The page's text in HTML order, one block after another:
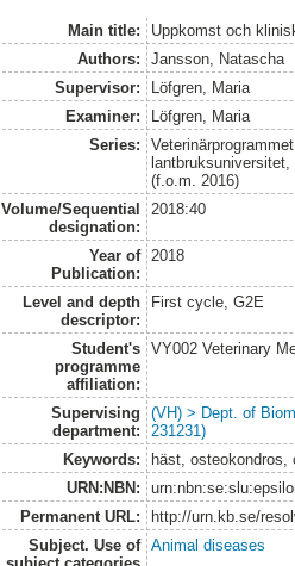
Main title:
Uppkomst och
Authors:
Jansson, Natascha
Supervisor:
Löfgren, Maria
Examiner:
Löfgren, Maria
Series:
(f.o.m. 2016)
Volume/Sequential
designation:
2018:40
Year of
Publication:
2018
Level and depth
descriptor:
First cycle, G2E
Student's
programme
affiliation:
VY002 Veterinary
Supervising
department:
(VH) > Dept. of
231231)
Keywords:
häst, osteokondros,
URN:NBN:
Permanent URL:
http://urn.kb.se/
Subject. Use of
Animal diseases